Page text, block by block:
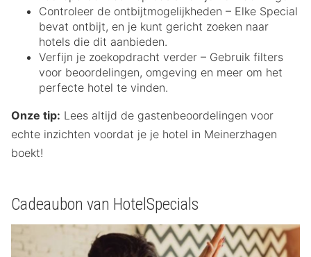
Controleer de ontbijtmogelijkheden – Elke Special
bevat ontbijt, en je kunt gericht zoeken naar
hotels die dit aanbieden.
Verfijn je zoekopdracht verder – Gebruik filters
voor beoordelingen, omgeving en meer om het
perfecte hotel te vinden.
Onze tip: Lees altijd de gastenbeoordelingen voor
echte inzichten voordat je je hotel in Meinerzhagen
boekt!
Cadeaubon van HotelSpecials